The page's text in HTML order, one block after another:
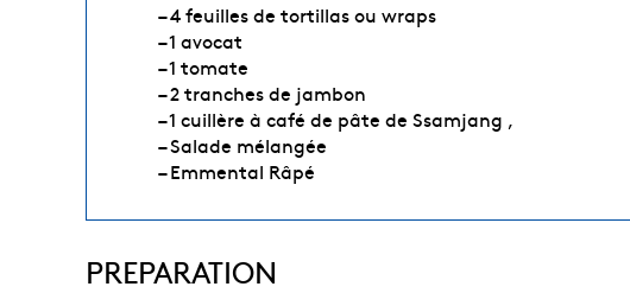
– 4 feuilles de tortillas ou wraps
– 1 avocat
– 1 tomate
– 2 tranches de jambon
– 1 cuillère à café de pâte de Ssamjang ,
– Salade mélangée
– Emmental Râpé
PREPARATION